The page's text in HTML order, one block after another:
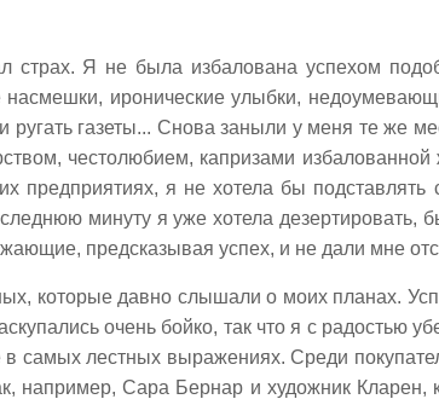
страх. Я не была избалована успехом
иронические улыбки,
газеты... Снова заныли у меня те же
честолюбием, капризами
предприятиях, я не хотела бы
минуту я уже хотела дезертировать,
предсказывая успех, и не дали мне
которые давно слышали о моих планах.
очень бойко, так что я с радостью
самых лестных выражениях. Среди
например, Сара Бернар и художник Кларен,